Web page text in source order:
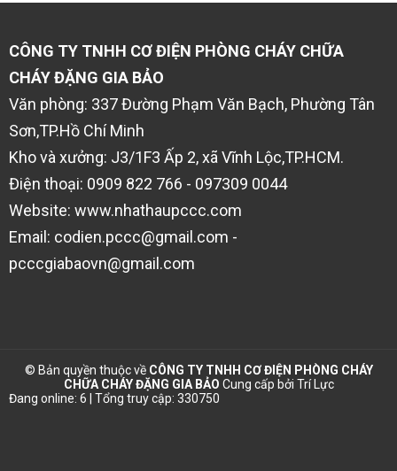
CÔNG TY TNHH CƠ ĐIỆN PHÒNG CHÁY CHỮA
CHÁY ĐẶNG GIA BẢO
Văn phòng: 337 Đường Phạm Văn Bạch, Phường Tân
Sơn,TP.Hồ Chí Minh
Kho và xưởng: J3/1F3 Ấp 2, xã Vĩnh Lộc,TP.HCM.
Điện thoại: 0909 822 766 - 097309 0044
Website: www.nhathaupccc.com
Email: codien.pccc@gmail.com -
pcccgiabaovn@gmail.com
© Bản quyền thuộc về CÔNG TY TNHH CƠ ĐIỆN PHÒNG CHÁY
CHỮA CHÁY ĐẶNG GIA BẢO Cung cấp bởi Trí Lực
Đang online: 6 | Tổng truy cập: 330750